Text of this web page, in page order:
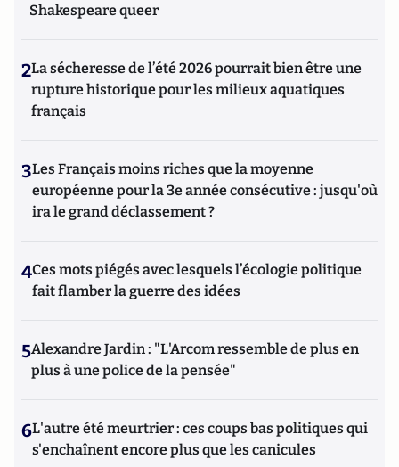
Shakespeare queer
2La sécheresse de l’été 2026 pourrait bien être une
rupture historique pour les milieux aquatiques
français
3Les Français moins riches que la moyenne
européenne pour la 3e année consécutive : jusqu'où
ira le grand déclassement ?
4Ces mots piégés avec lesquels l’écologie politique
fait flamber la guerre des idées
5Alexandre Jardin : "L'Arcom ressemble de plus en
plus à une police de la pensée"
6L'autre été meurtrier : ces coups bas politiques qui
s'enchaînent encore plus que les canicules